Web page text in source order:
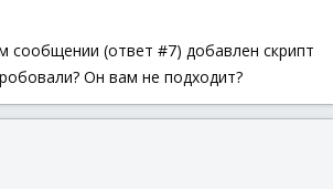
(ответ #7) добавлен скрипт
Он вам не подходит?